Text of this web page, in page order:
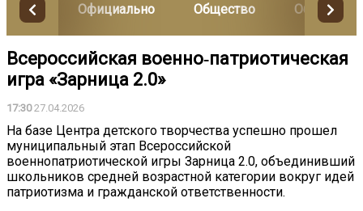
Официально Общество
Всероссийская военно‑патриотическая
игра «Зарница 2.0»
17:3027.04.2026
На базе Центра детского творчества успешно прошел
муниципальный этап Всероссийской
военнопатриотической игры Зарница 2.0, объединивший
школьников средней возрастной категории вокруг идей
патриотизма и гражданской ответственности.